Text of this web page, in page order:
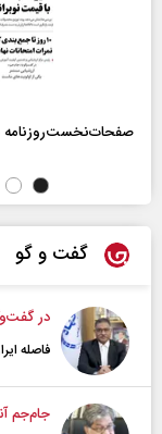
صفحات‌نخست‌روزنامه ها‌ی
گفت و گو
در
فاصله
جام‌جم